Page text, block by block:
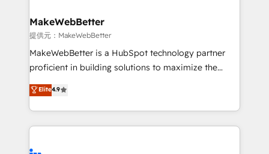
market execution. Why B2B Businesses Choose RP: -
Secure: Soc2 compliant 🛡️ - Pricing: Implementations
starting at $1,5k 💵 - Speed: Launch in 14 days ⚡ -
Global: 75+ RPers across five continents 🌐 - Scale:
HubSpot Partner 🪴 - Sales Hub: More
implementations than any other Partner 💻 -
agency for an Ops problem. Don't hire a technical
MakeWebBetter
提供元：MakeWebBetter
MakeWebBetter is a HubSpot technology partner
proficient in building solutions to maximize the
operational efficiency of HubSpot. The fastest-
growing tech-enabler & facilitator, MakeWebBetter,
hands you the blend of HubSpot expertise &
eminent solutions & integrations. Trust us to
Elite4.9